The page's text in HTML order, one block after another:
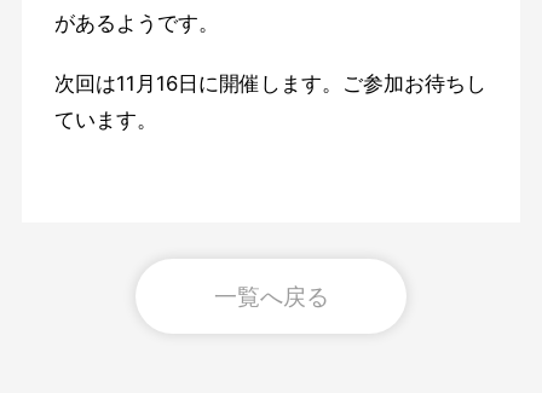
があるようです。
次回は11月16日に開催します。ご参加お待ちし
ています。
一覧へ戻る